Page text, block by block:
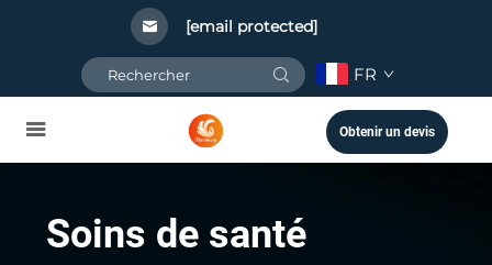
[email protected]
FR
Obtenir un devis
Soins de santé